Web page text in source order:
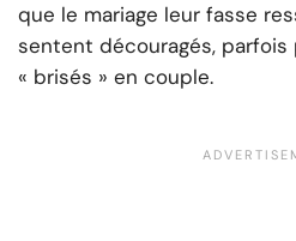
que le mariage leur fasse
sentent découragés, parfois
« brisés » en couple.